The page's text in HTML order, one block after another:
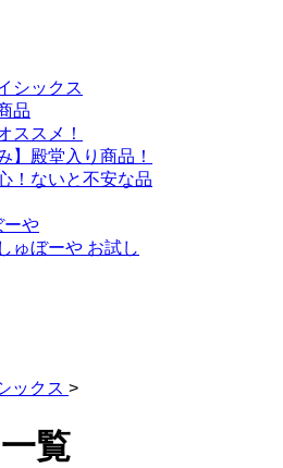
シックス
品
ススメ！
】殿堂入り商品！
！ないと不安な品
ーや
ゅぼーや お試し
ックス >
覧